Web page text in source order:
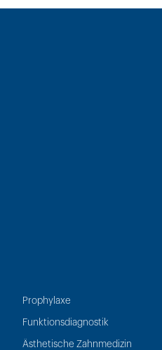
Prophylaxe
Funktionsdiagnostik
Ästhetische Zahnmedizin